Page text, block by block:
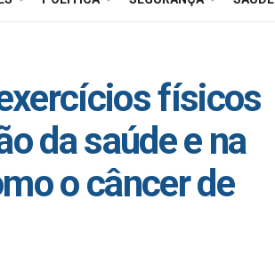
físicos
da saúde e na
o câncer de